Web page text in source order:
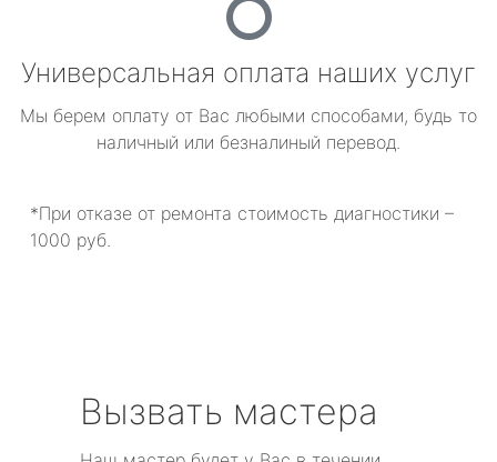
Универсальная оплата наших услуг
Мы берем оплату от Вас любыми способами, будь то
наличный или безналиный перевод.
*При отказе от ремонта стоимость диагностики –
1000 руб.
Вызвать мастера